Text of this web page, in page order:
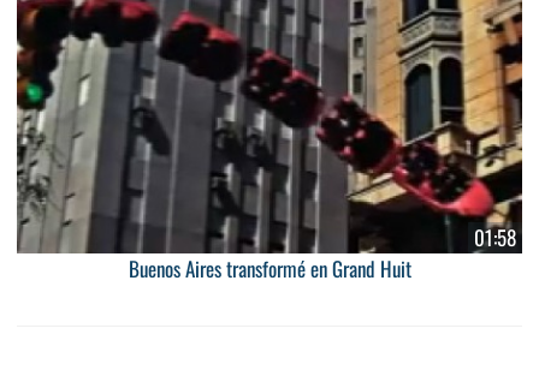
01:58
Buenos Aires transformé en Grand Huit